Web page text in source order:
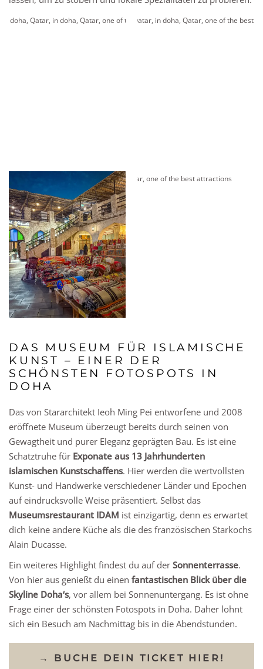
DAS MUSEUM FÜR ISLAMISCHE
KUNST – EINER DER
SCHÖNSTEN FOTOSPOTS IN
DOHA
Das von Stararchitekt Ieoh Ming Pei entworfene und 2008
eröffnete Museum überzeugt bereits durch seinen von
Gewagtheit und purer Eleganz geprägten Bau. Es ist eine
Schatztruhe für Exponate aus 13 Jahrhunderten
islamischen Kunstschaffens. Hier werden die wertvollsten
Kunst- und Handwerke verschiedener Länder und Epochen
auf eindrucksvolle Weise präsentiert. Selbst das
Museumsrestaurant IDAM ist einzigartig, denn es erwartet
dich keine andere Küche als die des französischen Starkochs
Alain Ducasse.
Ein weiteres Highlight findest du auf der Sonnenterrasse.
Von hier aus genießt du einen fantastischen Blick über die
Skyline Doha‘s, vor allem bei Sonnenuntergang. Es ist ohne
Frage einer der schönsten Fotospots in Doha. Daher lohnt
sich ein Besuch am Nachmittag bis in die Abendstunden.
→ BUCHE DEIN TICKET HIER!